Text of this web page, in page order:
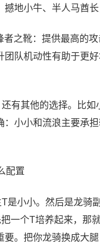
地小牛、半人马酋
之靴：提供最高的
队机动性有助于更
有其他的选择。比
：小小和流浪主要承
配置
是小小。然后是龙骑
一个T培养起来，那
。把你龙骑换成大腿